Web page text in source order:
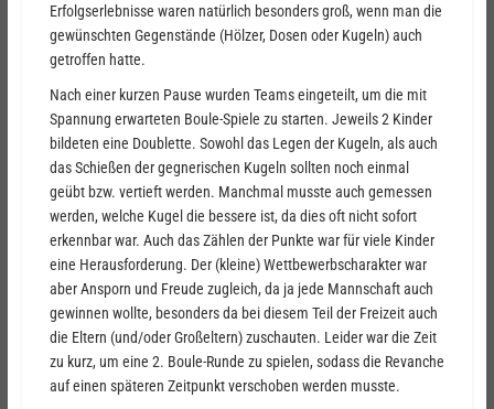
Erfolgserlebnisse waren natürlich besonders groß, wenn man die
gewünschten Gegenstände (Hölzer, Dosen oder Kugeln) auch
getroffen hatte.
Nach einer kurzen Pause wurden Teams eingeteilt, um die mit
Spannung erwarteten Boule-Spiele zu starten. Jeweils 2 Kinder
bildeten eine Doublette. Sowohl das Legen der Kugeln, als auch
das Schießen der gegnerischen Kugeln sollten noch einmal
geübt bzw. vertieft werden. Manchmal musste auch gemessen
werden, welche Kugel die bessere ist, da dies oft nicht sofort
erkennbar war. Auch das Zählen der Punkte war für viele Kinder
eine Herausforderung. Der (kleine) Wettbewerbscharakter war
aber Ansporn und Freude zugleich, da ja jede Mannschaft auch
gewinnen wollte, besonders da bei diesem Teil der Freizeit auch
die Eltern (und/oder Großeltern) zuschauten. Leider war die Zeit
zu kurz, um eine 2. Boule-Runde zu spielen, sodass die Revanche
auf einen späteren Zeitpunkt verschoben werden musste.